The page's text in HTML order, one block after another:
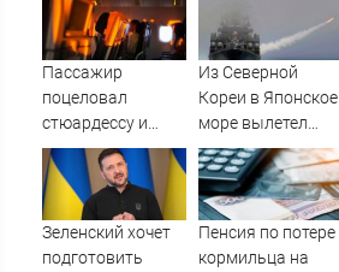
долетели до
Екатеринбурга
малыша
07/08/2026 –
Новости
Пассажир
поцеловал
стюардессу и
попал под арест -
АБН 24
Из Северной
Кореи в Японское
море вылетел
неопознанный
снаряд
Зеленский хочет
подготовить
Пенсия по потере
кормильца на